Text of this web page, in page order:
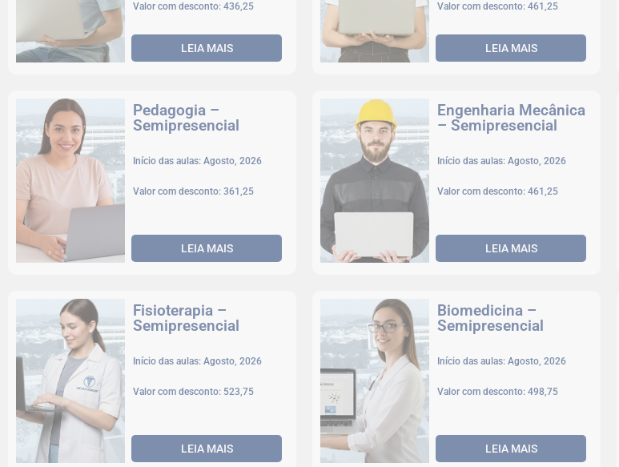
Valor com desconto: 436,25
LEIA MAIS
Valor com desconto: 461,25
LEIA MAIS
Pedagogia –
Semipresencial
Início das aulas: Agosto, 2026
Valor com desconto: 361,25
LEIA MAIS
Engenharia Mecânica
– Semipresencial
Início das aulas: Agosto, 2026
Valor com desconto: 461,25
LEIA MAIS
Fisioterapia –
Semipresencial
Início das aulas: Agosto, 2026
Valor com desconto: 523,75
LEIA MAIS
Biomedicina –
Semipresencial
Início das aulas: Agosto, 2026
Valor com desconto: 498,75
LEIA MAIS